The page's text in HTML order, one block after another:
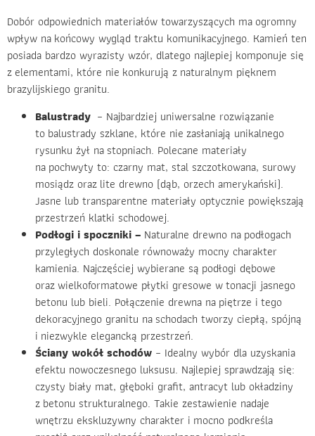
Dobór odpowiednich materiałów towarzyszących ma ogromny
wpływ na końcowy wygląd traktu komunikacyjnego. Kamień ten
posiada bardzo wyrazisty wzór, dlatego najlepiej komponuje się
z elementami, które nie konkurują z naturalnym pięknem
brazylijskiego granitu.
Balustrady – Najbardziej uniwersalne rozwiązanie
to balustrady szklane, które nie zasłaniają unikalnego
rysunku żył na stopniach. Polecane materiały
na pochwyty to: czarny mat, stal szczotkowana, surowy
mosiądz oraz lite drewno (dąb, orzech amerykański).
Jasne lub transparentne materiały optycznie powiększają
przestrzeń klatki schodowej.
Podłogi i spoczniki – Naturalne drewno na podłogach
przyległych doskonale równoważy mocny charakter
kamienia. Najczęściej wybierane są podłogi dębowe
oraz wielkoformatowe płytki gresowe w tonacji jasnego
betonu lub bieli. Połączenie drewna na piętrze i tego
dekoracyjnego granitu na schodach tworzy ciepłą, spójną
i niezwykle elegancką przestrzeń.
Ściany wokół schodów – Idealny wybór dla uzyskania
efektu nowoczesnego luksusu. Najlepiej sprawdzają się:
czysty biały mat, głęboki grafit, antracyt lub okładziny
z betonu strukturalnego. Takie zestawienie nadaje
wnętrzu ekskluzywny charakter i mocno podkreśla